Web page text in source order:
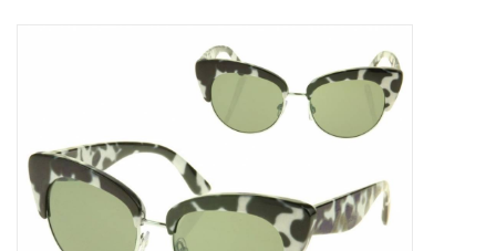
Haaraccesoires
Zonnebrillen